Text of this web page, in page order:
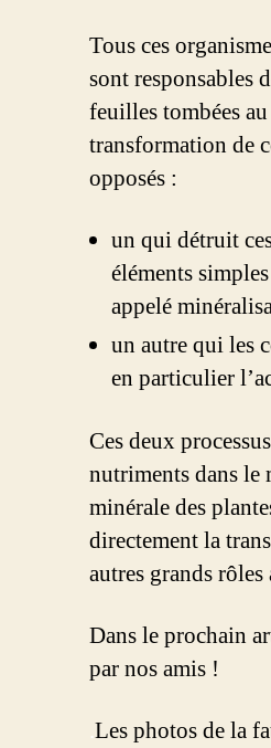
Tous ces
sont responsables
feuilles tombées
transformation de
opposés :
un qui détruit
éléments
appelé
un autre qui les
en particulier
Ces deux
nutriments dans
minérale des
directement la
autres grands
Dans le prochain
par nos amis !
.Les photos de la